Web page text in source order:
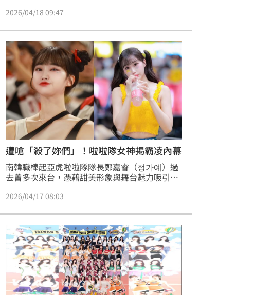
日她更接受訪問時進一步透露，一名外包行銷公
好好做我就殺了妳們」，對此該名加害者出面道
歉。怎料，此事輿論不斷擴大，甚至吸引韓媒節
目專題報導，意外揭露加害者「表裡不一」的惡
劣態度。
2026/04/18 09:47
遭嗆「殺了妳們」！啦啦隊女神揭霸凌內幕
南韓職棒起亞虎啦啦隊隊長鄭嘉睿（정가예）過
去曾多次來台，憑藉甜美形象與舞台魅力吸引不
文，坦言長期遭受職場霸凌與言語暴力，並宣布
時，她進一步透露，一名外包行銷公司的組長A
曾多次對她惡言相向，甚至威脅「不好好做我就
殺了妳們」。
2026/04/17 08:03